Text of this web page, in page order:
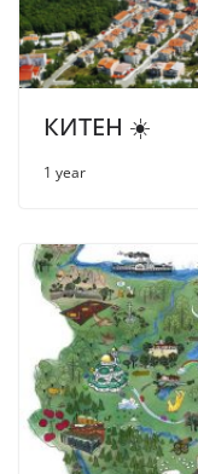
КИТЕН ☀️
1 year